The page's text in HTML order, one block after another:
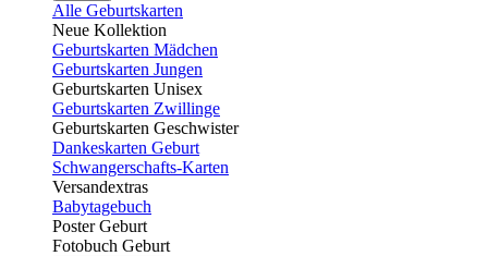
Alle Geburtskarten
Neue Kollektion
Geburtskarten Mädchen
Geburtskarten Jungen
Geburtskarten Unisex
Geburtskarten Zwillinge
Geburtskarten Geschwister
Dankeskarten Geburt
Schwangerschafts-Karten
Versandextras
Babytagebuch
Poster Geburt
Fotobuch Geburt